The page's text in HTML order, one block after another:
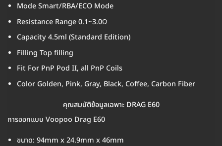
Mode Smart/RBA/ECO Mode
Resistance Range 0.1~3.0Ω
Capacity 4.5ml (Standard Edition)
Filling Top filling
Fit For PnP Pod II, all PnP Coils
Color Golden, Pink, Gray, Black, Coffee, Carbon Fiber
คุณสมบัติข้อมูลเฉพาะ DRAG E60
การออกแบบ Voopoo Drag E60
ขนาด: 94mm x 24.9mm x 46mm